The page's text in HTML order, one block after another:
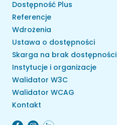
Dostępność Plus
Referencje
Wdrożenia
Ustawa o dostępności
Skarga na brak dostępności
Instytucje i organizacje
Walidator W3C
Walidator WCAG
Kontakt